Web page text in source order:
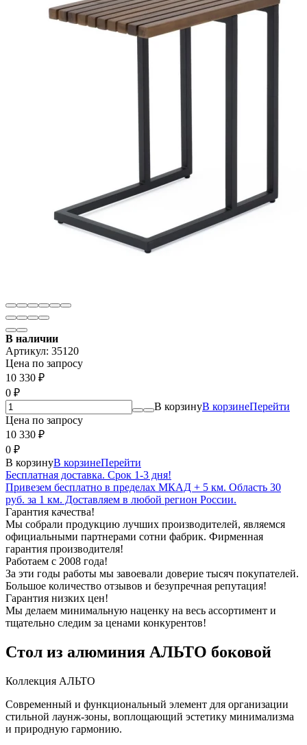
В наличии
Артикул: 35120
Цена по запросу
10 330 ₽
0 ₽
В корзинуВ корзинеПерейти
Цена по запросу
10 330 ₽
0 ₽
В корзинуВ корзинеПерейти
Бесплатная доставка. Срок 1-3 дня!
Привезем бесплатно в пределах МКАД + 5 км. Область 30
руб. за 1 км. Доставляем в любой регион России.
Гарантия качества!
Мы собрали продукцию лучших производителей, являемся
официальными партнерами сотни фабрик. Фирменная
гарантия производителя!
Работаем с 2008 года!
За эти годы работы мы завоевали доверие тысяч покупателей.
Большое количество отзывов и безупречная репутация!
Гарантия низких цен!
Мы делаем минимальную наценку на весь ассортимент и
тщательно следим за ценами конкурентов!
Стол из алюминия АЛЬТО боковой
Коллекция АЛЬТО
Современный и функциональный элемент для организации
стильной лаунж-зоны, воплощающий эстетику минимализма
и природную гармонию.